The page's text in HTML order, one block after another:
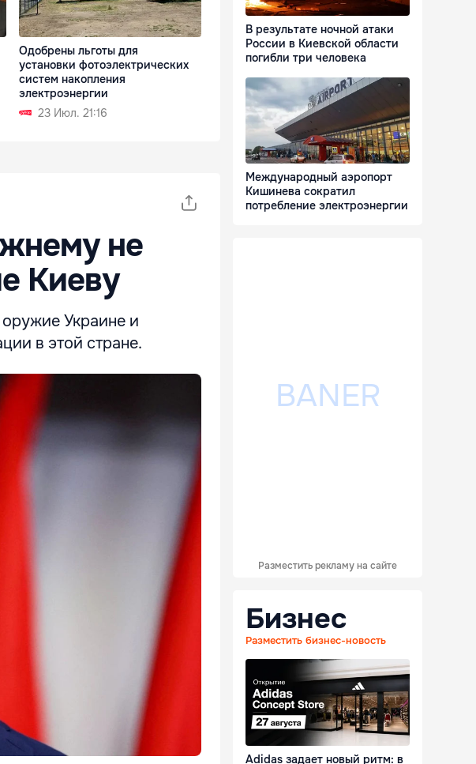
Одобрены льготы для
установки фотоэлектрических
систем накопления
электроэнергии
23 Июл. 21:16
не
Киеву
Украине и
в этой стране.
В результате ночной атаки
России в Киевской области
погибли три человека
Международный аэропорт
Кишинева сократил
потребление электроэнергии
Разместить рекламу на сайте
Бизнес
Разместить бизнес-новость
Adidas задает новый ритм: в